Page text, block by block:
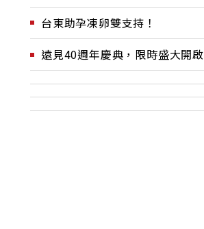
台東助孕凍卵雙支持！
遠見40週年慶典，限時盛大開啟